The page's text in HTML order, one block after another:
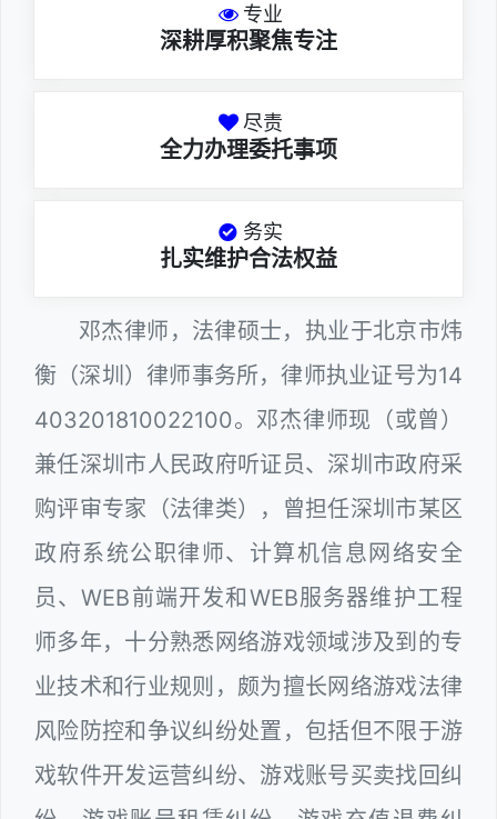
专业
深耕厚积聚焦专注
尽责
全力办理委托事项
务实
扎实维护合法权益
邓杰律师，法律硕士，执业于北京市炜
衡（深圳）律师事务所，律师执业证号为14
403201810022100。邓杰律师现（或曾）
兼任深圳市人民政府听证员、深圳市政府采
购评审专家（法律类），曾担任深圳市某区
政府系统公职律师、计算机信息网络安全
员、WEB前端开发和WEB服务器维护工程
师多年，十分熟悉网络游戏领域涉及到的专
业技术和行业规则，颇为擅长网络游戏法律
风险防控和争议纠纷处置，包括但不限于游
戏软件开发运营纠纷、游戏账号买卖找回纠